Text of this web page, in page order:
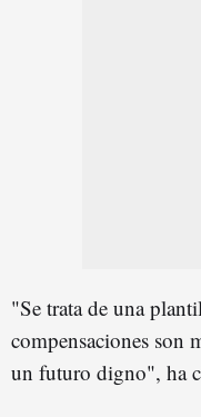
"Se trata de una
compensaciones son
un futuro digno", ha